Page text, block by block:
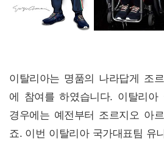
이탈리아는 명품의 나라답게 조
에 참여를 하였습니다. 이탈리아
경우에는 예전부터 조르지오 아
죠. 이번 이탈리아 국가대표팀 유